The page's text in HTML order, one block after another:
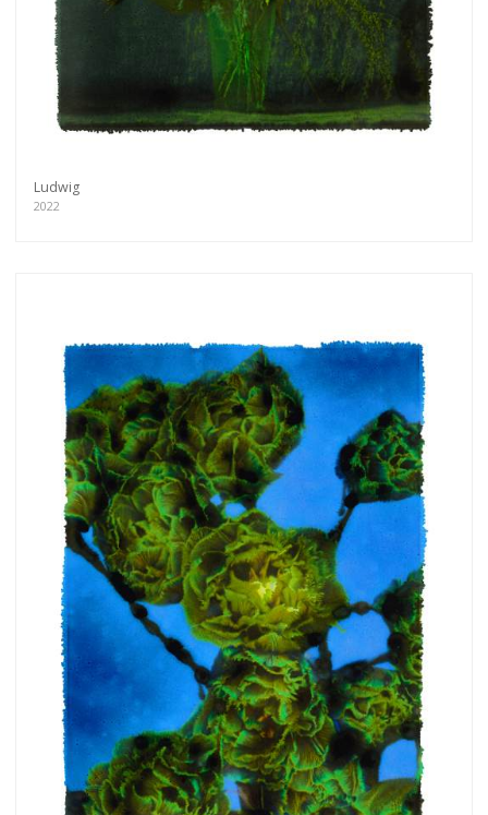
Ludwig
2022
more.
Subscribe